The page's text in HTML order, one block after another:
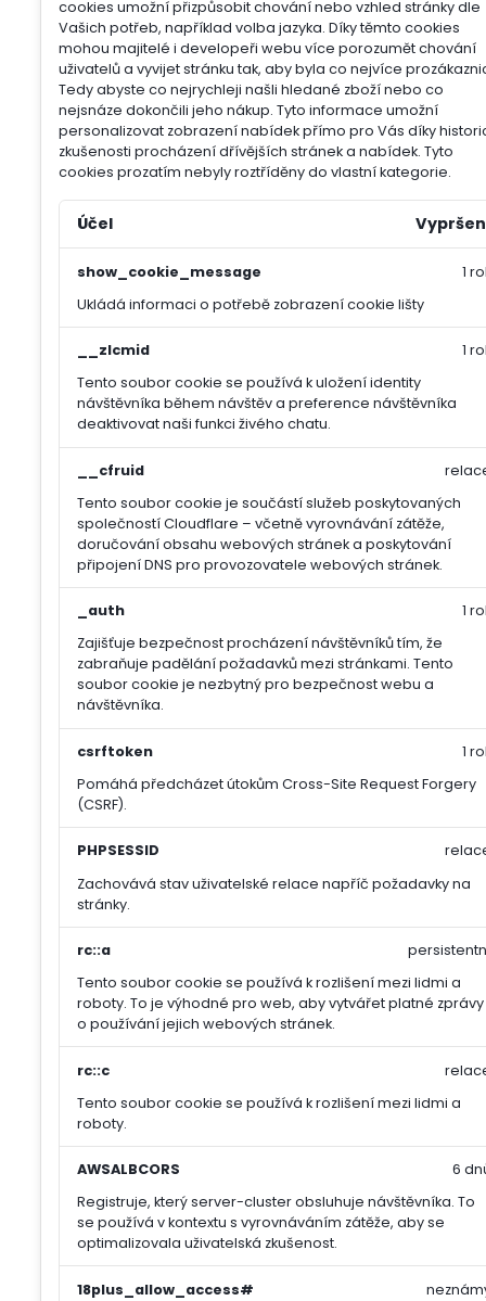
cookies umožní přizpůsobit chování nebo vzhled stránky dle
Vašich potřeb, například volba jazyka. Díky těmto cookies
mohou majitelé i developeři webu více porozumět chování
uživatelů a vyvijet stránku tak, aby byla co nejvíce
Tedy abyste co nejrychleji našli hledané zboží nebo co
nejsnáze dokončili jeho nákup. Tyto informace umožní
personalizovat zobrazení nabídek přímo pro Vás díky
zkušenosti procházení dřívějších stránek a nabídek. Tyto
cookies prozatím nebyly roztříděny do vlastní kategorie.
Účel
show_cookie_message
Ukládá informaci o potřebě zobrazení cookie lišty
1
__zlcmid
Tento soubor cookie se používá k uložení identity
návštěvníka během návštěv a preference návštěvníka
deaktivovat naši funkci živého chatu.
1
__cfruid
Tento soubor cookie je součástí služeb poskytovaných
společností Cloudflare – včetně vyrovnávání zátěže,
doručování obsahu webových stránek a poskytování
připojení DNS pro provozovatele webových stránek.
_auth
Zajišťuje bezpečnost procházení návštěvníků tím, že
zabraňuje padělání požadavků mezi stránkami. Tento
soubor cookie je nezbytný pro bezpečnost webu a
návštěvníka.
1
csrftoken
Pomáhá předcházet útokům Cross-Site Request Forgery
(CSRF).
1
PHPSESSID
Zachovává stav uživatelské relace napříč požadavky na
stránky.
rc::a
Tento soubor cookie se používá k rozlišení mezi lidmi a
roboty. To je výhodné pro web, aby vytvářet platné zprávy
o používání jejich webových stránek.
rc::c
Tento soubor cookie se používá k rozlišení mezi lidmi a
roboty.
AWSALBCORS
Registruje, který server-cluster obsluhuje návštěvníka. To
se používá v kontextu s vyrovnáváním zátěže, aby se
optimalizovala uživatelská zkušenost.
6
18plus_allow_access#